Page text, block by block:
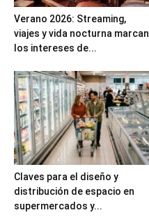
Verano 2026: Streaming,
viajes y vida nocturna marcan
los intereses de...
Claves para el diseño y
distribución de espacio en
supermercados y...